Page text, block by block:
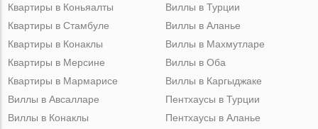
Квартиры в Коньяалты
Квартиры в Стамбуле
Квартиры в Конаклы
Квартиры в Мерсине
Квартиры в Мармарисе
Виллы в Турции
Виллы в Аланье
Виллы в Махмутларе
Виллы в Оба
Виллы в Каргыджаке
Виллы в Авсалларе
Виллы в Конаклы
Пентхаусы в Турции
Пентхаусы в Аланье